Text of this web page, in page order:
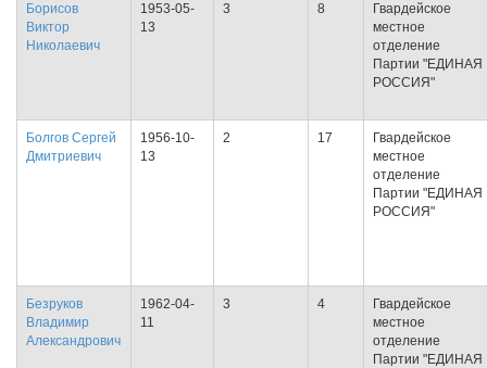
Борисов
Виктор
Николаевич
1953-05-
13
3 8
Гвардейское
местное
отделение
Партии "ЕДИНАЯ
РОССИЯ"
Болгов Сергей
Дмитриевич
1956-10-
13
2 17
Гвардейское
местное
отделение
Партии "ЕДИНАЯ
РОССИЯ"
Безруков
Владимир
Александрович
1962-04-
11
3 4
Гвардейское
местное
отделение
Партии "ЕДИНАЯ